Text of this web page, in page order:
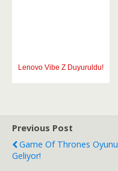
Lenovo Vibe Z Duyuruldu!
Previous Post
Game Of Thrones Oyunu
Geliyor!